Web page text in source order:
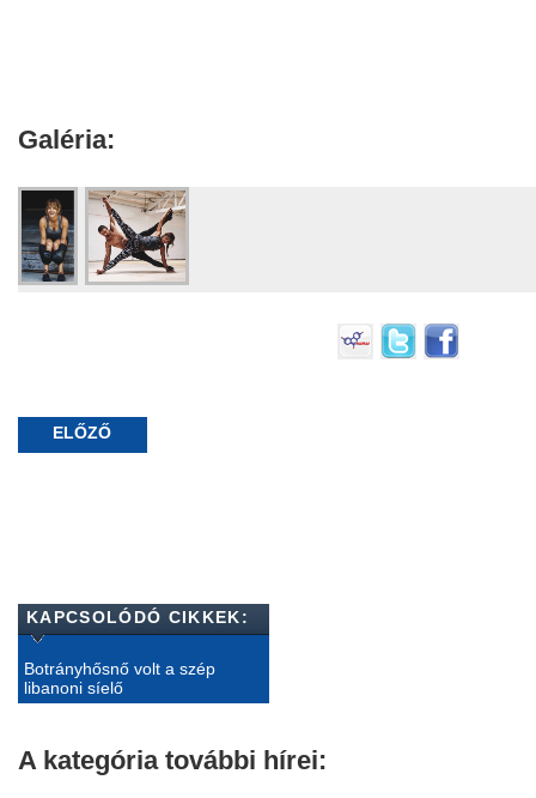
Galéria:
ELŐZŐ
KAPCSOLÓDÓ CIKKEK:
Botrányhősnő volt a szép
libanoni síelő
A kategória további hírei: